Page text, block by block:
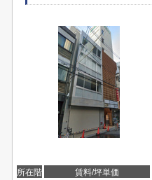
所在階 賃料/坪単価